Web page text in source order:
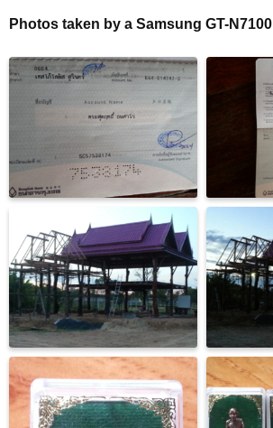
Photos taken by a Samsung GT-N7100